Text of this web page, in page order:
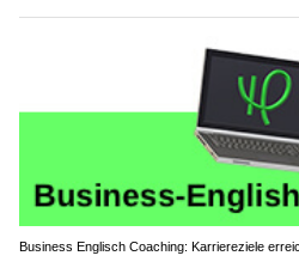
Business Englisch Coaching: Karriereziele